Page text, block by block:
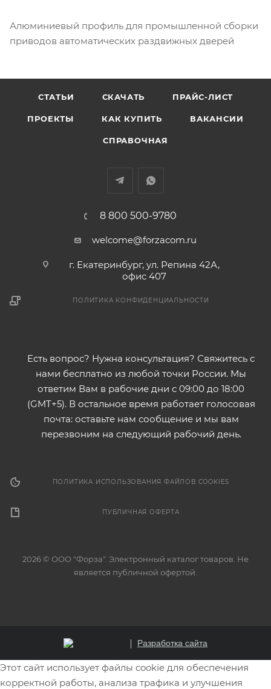
Алюминиевый профиль для промышленной сборки
приводов автоматических раздвижных дверей
СТАТЬИ СКАЧАТЬ ПРАЙС-ЛИСТ
ПРОЕКТЫ КАК КУПИТЬ ВАКАНСИИ
СПРАВОЧНАЯ
8 800 500-9780
welcome@forzacom.ru
г. Екатеринбург, ул. Репина 42А,
офис 407
ПОЛИТИКА КОНФИДЕНЦИАЛЬНОСТИ
Есть вопрос? Нужна консультация? Свяжитесь с
нами бесплатно из любой точки России. Мы
ответим Вам в рабочие дни с 09:00 до 18:00
(GMT+5). В остальное время работает голосовая
почта: оставьте нам сообщение и мы вам
перезвоним на следующий рабочий день.
ПОЛИТИКА ИСПОЛЬЗОВАНИЯ ФАЙЛОВ COOKIES
ПУБЛИЧНАЯ ОФЕРТА
2026 © ООО "Форза". Электронный каталог товаров. Не
является публичной офертой.
Разработка сайта
Этот сайт использует файлы cookie для обеспечения
корректной работы, анализа трафика и улучшения